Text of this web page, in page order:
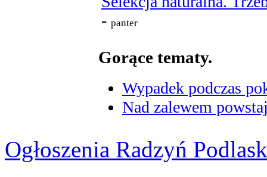
- panter
Gorące tematy.
Wypadek podczas
Nad zalewem
Ogłoszenia Radzyń